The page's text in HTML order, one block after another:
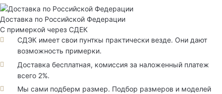
Доставка по Российской Федерации
С примеркой через СДЕК
СДЭК имеет свои пунткы практически везде. Они дают
возможность примерки.
Доставка бесплатная, комиссия за наложенный платеж
всего 2%.
Мы сами подберм размер. Подбор размеров и моделей